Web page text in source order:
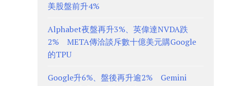
美股盤前升4%
Alphabet夜盤再升3%、英偉達NVDA跌
2% META傳洽談斥數十億美元購Google
的TPU
Google升6%、盤後再升逾2% Gemini